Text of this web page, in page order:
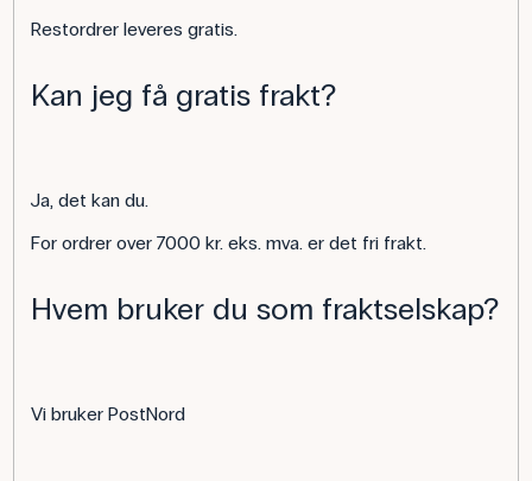
Restordrer leveres gratis.
Kan jeg få gratis frakt?
Ja, det kan du.
For ordrer over 7000 kr. eks. mva. er det fri frakt.
Hvem bruker du som fraktselskap?
Vi bruker PostNord